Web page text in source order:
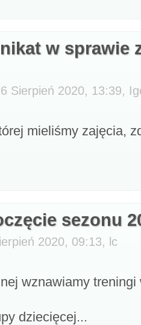
w sprawie
Sierpień 2020, 13:39,
mieliśmy zajęcia,
sezonu
2020, 09:13, lc
wznawiamy treningi
dziecięcej...